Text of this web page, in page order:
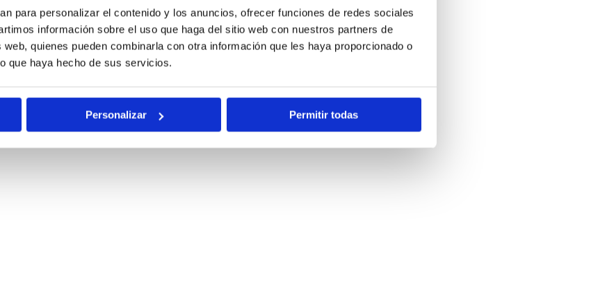
para personalizar el contenido y los anuncios, ofrecer funciones de redes sociales
información sobre el uso que haga del sitio web con nuestros partners de
quienes pueden combinarla con otra información que les haya proporcionado o
que haya hecho de sus servicios.
Personalizar Permitir todas